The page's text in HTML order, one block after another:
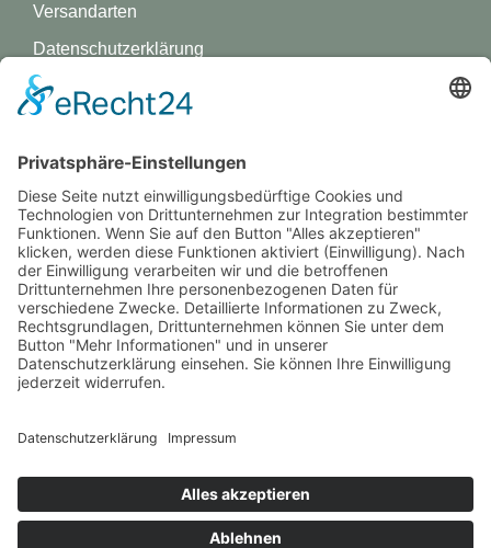
Versandarten
Datenschutz­erklärung
Impressum
GREVY ANGEBOT
Was ist Grevy?
BENUTZERANMELDUNG
Passwort vergessen?